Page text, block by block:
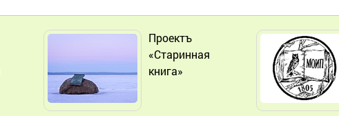
Проектъ
«Старинная
книга»